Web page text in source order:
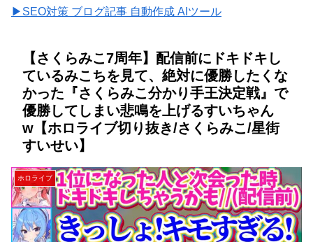
▶SEO対策 ブログ記事 自動作成 AIツール
【さくらみこ7周年】配信前にドキドキし
ているみこちを見て、絶対に優勝したくな
かった『さくらみこ分かり手王決定戦』で
優勝してしまい悲鳴を上げるすいちゃん
w【ホロライブ切り抜き/さくらみこ/星街
すいせい】
ホロライブ